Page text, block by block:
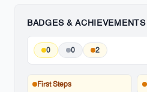
BADGES & ACHIEVEMENTS
0 0 2
First Steps